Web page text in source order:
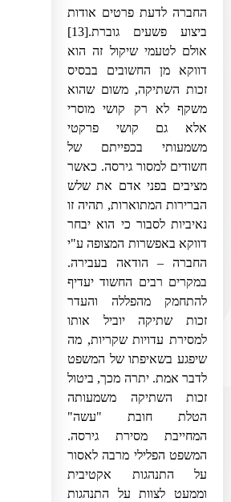
החברה לדעת פרטים אודות
ביצוע פשעים גוברת.[13]
אולם לטעמי שיקול זה הוא
דווקא מן החשובים בבסיס
זכות השתיקה, משום שהוא
משקף לא רק קושי מוסרי
אלא גם קושי פרקטי
משמעותי בכפייתם של
חשודים למסור גירסה. כאשר
מציבים בפני אדם את שלש
הברירות המתוארות, תהיה זו
נאיביות לסבור כי הוא יבחר
דווקא באפשרות המצופה ע"י
החברה – הודאה בעבירה.
במקרים רבים החשוד יעדיף
להתחמק מהפללה והעדר
זכות שתיקה יוביל אותו
למסירת עדויות שקריות, מה
שיפגע בשאיפתו של המשפט
לדבר אמת. יתרה מכך, ביטול
זכות השתיקה משמעותה
הטלת חובת "עשה"
המחייבת מסירת גירסה.
המשפט הפלילי מרבה לאסור
על התנהגות אקטיבית
וממעט לצוות על התנהגות